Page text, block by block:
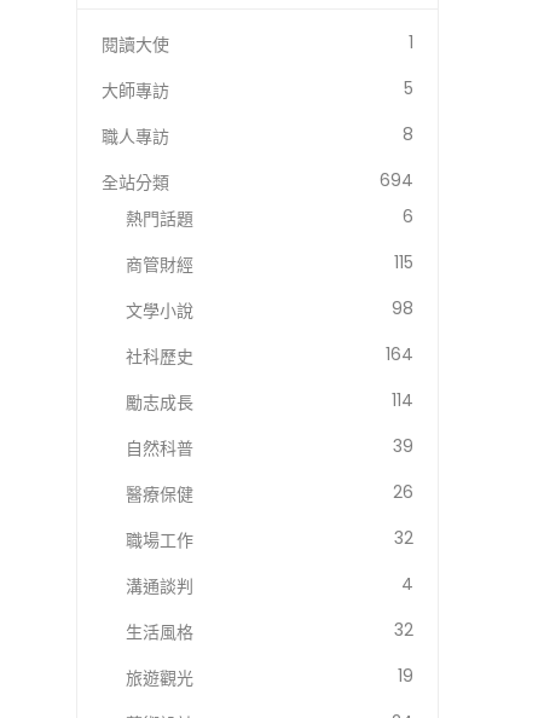
閱讀大使
1
大師專訪
5
職人專訪
8
全站分類
694
熱門話題
6
商管財經
115
文學小說
98
社科歷史
164
勵志成長
114
自然科普
39
醫療保健
26
職場工作
32
溝通談判
4
生活風格
32
旅遊觀光
19